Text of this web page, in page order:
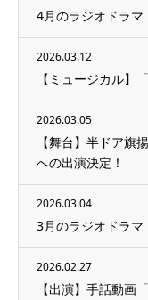
4月のラジオドラマ
2026.03.12
【ミュージカル】
2026.03.05
【舞台】半ドア旗
への出演決定！
2026.03.04
3月のラジオドラマ
2026.02.27
【出演】手話動画